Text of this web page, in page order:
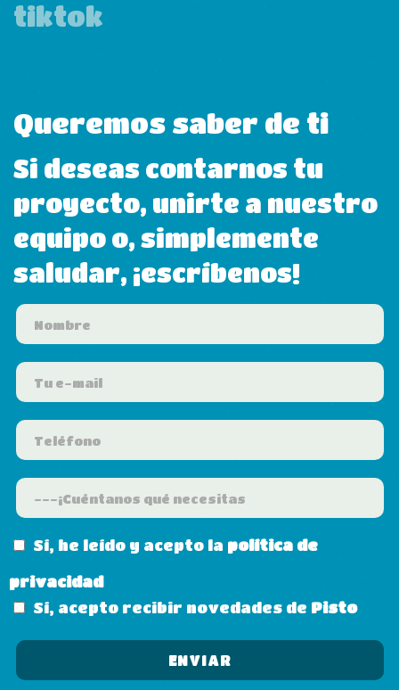
tiktok
Queremos saber de ti
Si deseas contarnos tu
proyecto, unirte a nuestro
equipo o, simplemente
saludar, ¡escríbenos!
Sí, he leído y acepto la política de
privacidad
Sí, acepto recibir novedades de Pisto